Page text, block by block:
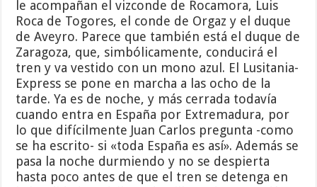
le acompañan el vizconde de Rocamora, Luis
Roca de Togores, el conde de Orgaz y el duque
de Aveyro. Parece que también está el duque de
Zaragoza, que, simbólicamente, conducirá el
tren y va vestido con un mono azul. El Lusitania-
Express se pone en marcha a las ocho de la
tarde. Ya es de noche, y más cerrada todavía
cuando entra en España por Extremadura, por
lo que difícilmente Juan Carlos pregunta -como
se ha escrito- si «toda España es así». Además se
pasa la noche durmiendo y no se despierta
hasta poco antes de que el tren se detenga en